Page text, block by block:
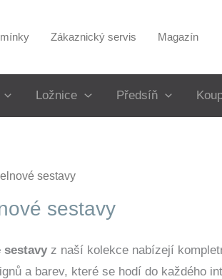
Zákaznický servis Magazín
Ložnice Předsíň
sestavy
sestavy
sestavy z naší kolekce nabízejí
a barev, které se hodí do každého